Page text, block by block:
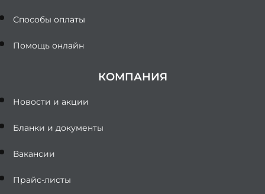
Способы оплаты
Помощь онлайн
КОМПАНИЯ
Новости и акции
Бланки и документы
Вакансии
Прайс-листы